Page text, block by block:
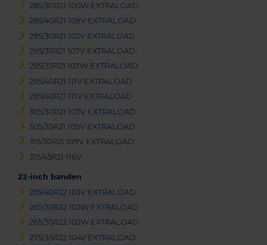
285/30R21 100W EXTRALOAD
285/40R21 109V EXTRALOAD
295/30R21 102V EXTRALOAD
295/35R21 107V EXTRALOAD
295/35R21 107W EXTRALOAD
295/40R21 111V EXTRALOAD
295/40R21 111V EXTRALOAD
305/30R21 107V EXTRALOAD
305/35R21 109V EXTRALOAD
315/30R21 109V EXTRALOAD
315/45R21 116V
22-inch banden
255/40R22 103V EXTRALOAD
265/35R22 102W EXTRALOAD
265/35R22 102W EXTRALOAD
275/35R22 104V EXTRALOAD